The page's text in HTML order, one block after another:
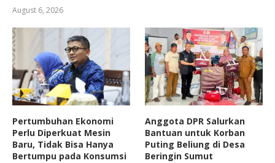
August 6, 2026
Pertumbuhan Ekonomi
Perlu Diperkuat Mesin
Baru, Tidak Bisa Hanya
Bertumpu pada Konsumsi
Anggota DPR Salurkan
Bantuan untuk Korban
Puting Beliung di Desa
Beringin Sumut